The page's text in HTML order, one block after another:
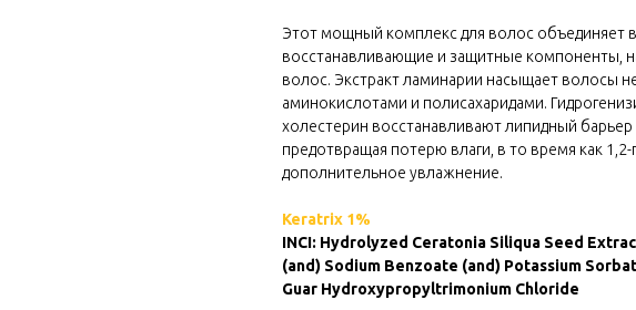
Этот мощный комплекс для волос объединяет
восстанавливающие и защитные компоненты,
волос. Экстракт ламинарии насыщает волосы
аминокислотами и полисахаридами.
холестерин восстанавливают липидный барьер
предотвращая потерю влаги, в то время как
дополнительное увлажнение.
Keratrix 1%
INCI: Hydrolyzed Ceratonia Siliqua Seed
(and) Sodium Benzoate (and) Potassium
Guar Hydroxypropyltrimonium Chloride